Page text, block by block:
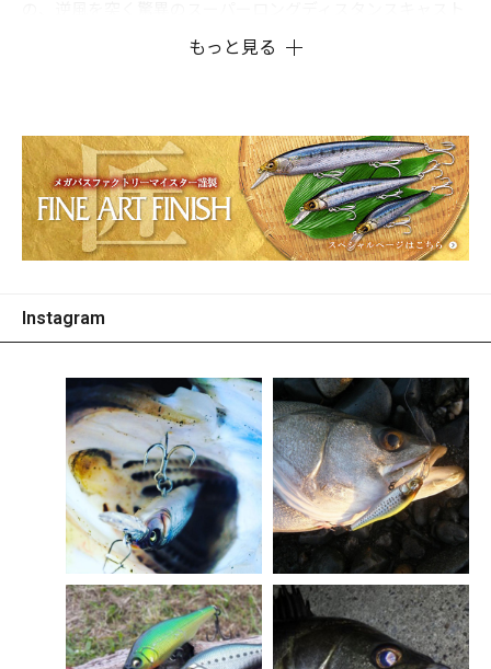
を可能としました。なお、重量設定は、単なるシンキングプ
量セッティング効果は、一度お使いいただくと、確実な釣果
として体感していただけることでしょう。
もっと見る
Instagram